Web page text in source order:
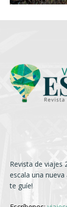
Revista de viajes
escala una
te guíe!